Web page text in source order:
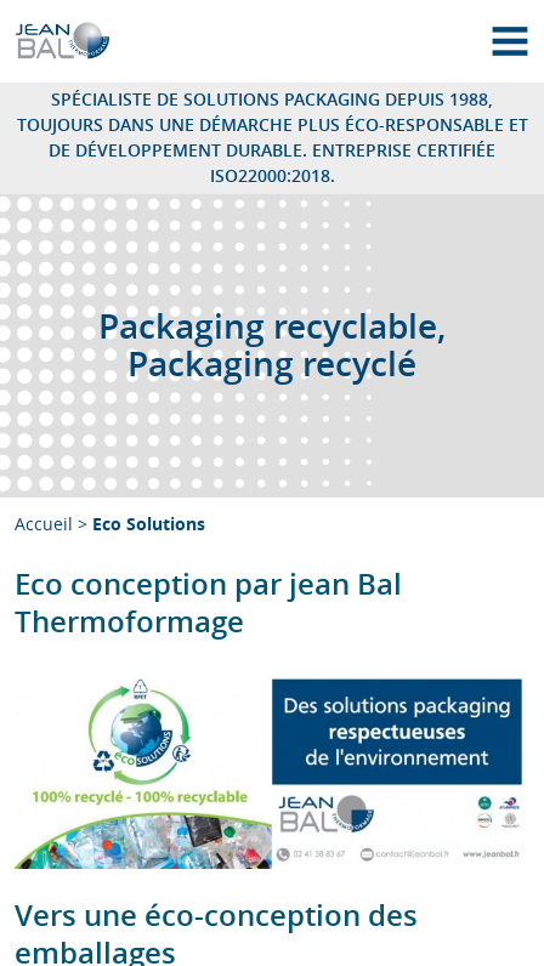
Thermoformage : Jean Bal – Cales et emballages thermoformés
SPÉCIALISTE DE SOLUTIONS PACKAGING DEPUIS 1988,
TOUJOURS DANS UNE DÉMARCHE PLUS ÉCO-RESPONSABLE ET
DE DÉVELOPPEMENT DURABLE. ENTREPRISE CERTIFIÉE
ISO22000:2018.
Packaging recyclable,
Packaging recyclé
Accueil > Eco Solutions
Eco conception par jean Bal
Thermoformage
Vers une éco-conception des
emballages